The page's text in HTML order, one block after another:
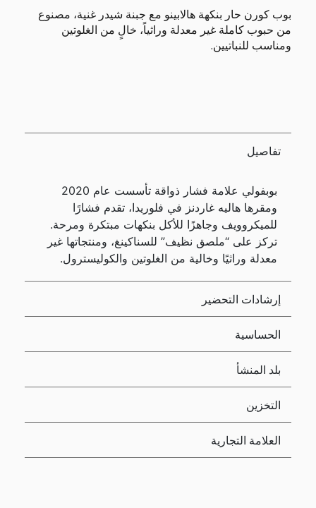
بوب كورن حار بنكهة هالابينو مع جبنة شيدر غنية، مصنوع
من حبوب كاملة غير معدلة وراثياً، خالٍ من الغلوتين
ومناسب للنباتيين.
تفاصيل
بوبفولي علامة فشار ذواقة تأسست عام 2020
ومقرها هاليه غاردنز في فلوريدا، تقدم فشارًا
للميكروويف وجاهزًا للأكل بنكهات مبتكرة ومرحة.
تركز على “ملصق نظيف” للسناكينغ، ومنتجاتها غير
معدلة وراثيًا وخالية من الغلوتين والكوليسترول.
إرشادات التحضير
الحساسية
بلد المنشأ
التخزين
العلامة التجارية